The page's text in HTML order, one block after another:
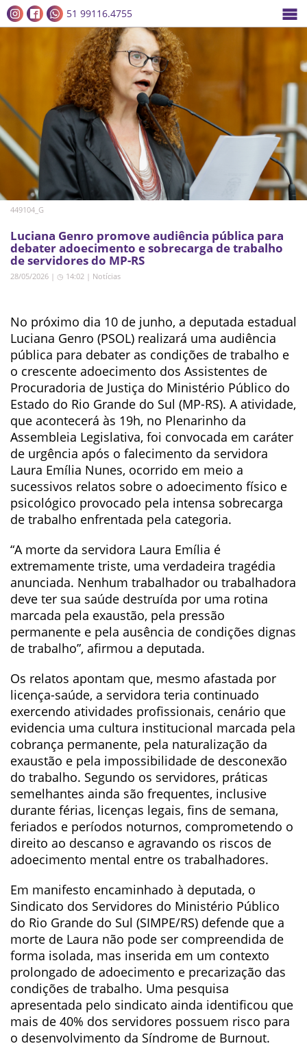
51 99116.4755
449104_G
Luciana Genro promove audiência pública para
debater adoecimento e sobrecarga de trabalho
de servidores do MP-RS
28/05/2026 | ◷ 14:02 | Notícias
No próximo dia 10 de junho, a deputada estadual
Luciana Genro (PSOL) realizará uma audiência
pública para debater as condições de trabalho e
o crescente adoecimento dos Assistentes de
Procuradoria de Justiça do Ministério Público do
Estado do Rio Grande do Sul (MP-RS). A atividade,
que acontecerá às 19h, no Plenarinho da
Assembleia Legislativa, foi convocada em caráter
de urgência após o falecimento da servidora
Laura Emília Nunes, ocorrido em meio a
sucessivos relatos sobre o adoecimento físico e
psicológico provocado pela intensa sobrecarga
de trabalho enfrentada pela categoria.
“A morte da servidora Laura Emília é
extremamente triste, uma verdadeira tragédia
anunciada. Nenhum trabalhador ou trabalhadora
deve ter sua saúde destruída por uma rotina
marcada pela exaustão, pela pressão
permanente e pela ausência de condições dignas
de trabalho”, afirmou a deputada.
Os relatos apontam que, mesmo afastada por
licença-saúde, a servidora teria continuado
exercendo atividades profissionais, cenário que
evidencia uma cultura institucional marcada pela
cobrança permanente, pela naturalização da
exaustão e pela impossibilidade de desconexão
do trabalho. Segundo os servidores, práticas
semelhantes ainda são frequentes, inclusive
durante férias, licenças legais, fins de semana,
feriados e períodos noturnos, comprometendo o
direito ao descanso e agravando os riscos de
adoecimento mental entre os trabalhadores.
Em manifesto encaminhado à deputada, o
Sindicato dos Servidores do Ministério Público
do Rio Grande do Sul (SIMPE/RS) defende que a
morte de Laura não pode ser compreendida de
forma isolada, mas inserida em um contexto
prolongado de adoecimento e precarização das
condições de trabalho. Uma pesquisa
apresentada pelo sindicato ainda identificou que
mais de 40% dos servidores possuem risco para
o desenvolvimento da Síndrome de Burnout.